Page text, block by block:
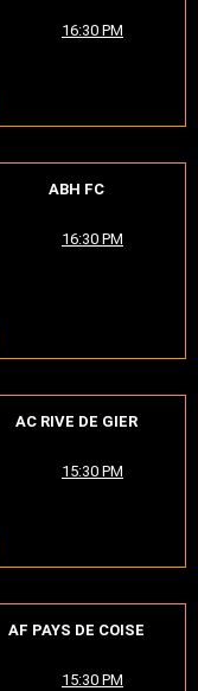
16:30 PM
ABH FC
16:30 PM
AC RIVE DE GIER
15:30 PM
AF PAYS DE COISE
15:30 PM